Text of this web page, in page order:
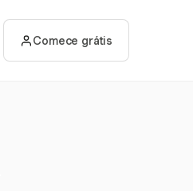
Comece grátis